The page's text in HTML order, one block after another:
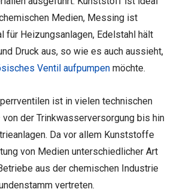
Medien, Messing ist
für Heizungsanlagen, Edelstahl hält
Druck aus, so wie es auch aussieht,
Ventil aufpumpen möchte.
ist in vielen technischen
von der Trinkwasserversorgung bis hin
Da vor allem Kunststoffe
von Medien unterschiedlicher Art
aus der chemischen Industrie
vertreten.